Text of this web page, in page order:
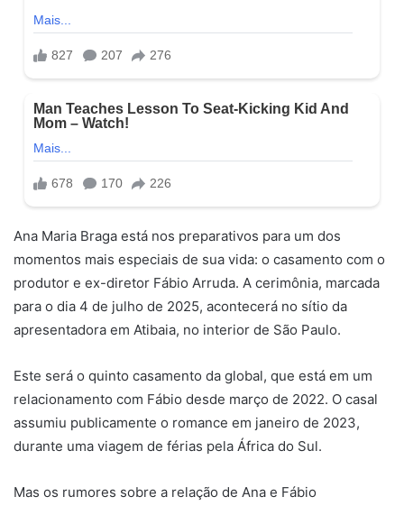
Ana Maria Braga está nos preparativos para um dos
momentos mais especiais de sua vida: o casamento com o
produtor e ex-diretor Fábio Arruda. A cerimônia, marcada
para o dia 4 de julho de 2025, acontecerá no sítio da
apresentadora em Atibaia, no interior de São Paulo.
Este será o quinto casamento da global, que está em um
relacionamento com Fábio desde março de 2022. O casal
assumiu publicamente o romance em janeiro de 2023,
durante uma viagem de férias pela África do Sul.
Mas os rumores sobre a relação de Ana e Fábio